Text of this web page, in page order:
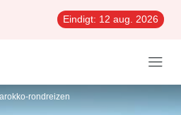
Eindigt: 12 aug. 2026
rondreizen